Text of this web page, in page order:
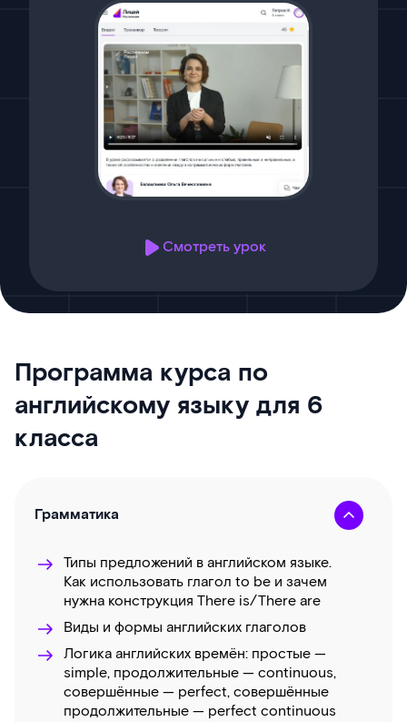
Смотреть урок
Программа курса по
английскому языку для 6
класса
Грамматика
Типы предложений в английском языке.
Как использовать глагол to be и зачем
нужна конструкция There is/There are
Виды и формы английских глаголов
Логика английских времён: простые —
simple, продолжительные — continuous,
совершённые — perfect, совершённые
продолжительные — perfect continuous